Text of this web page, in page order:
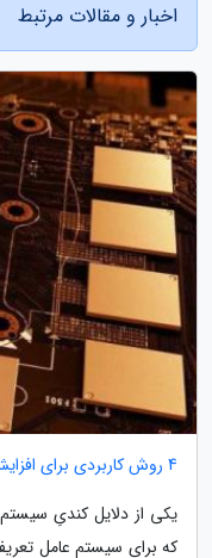
اخبار و مقالات مرتبط
4 روش کاربردی برای افزایش VRAM در ویندوز